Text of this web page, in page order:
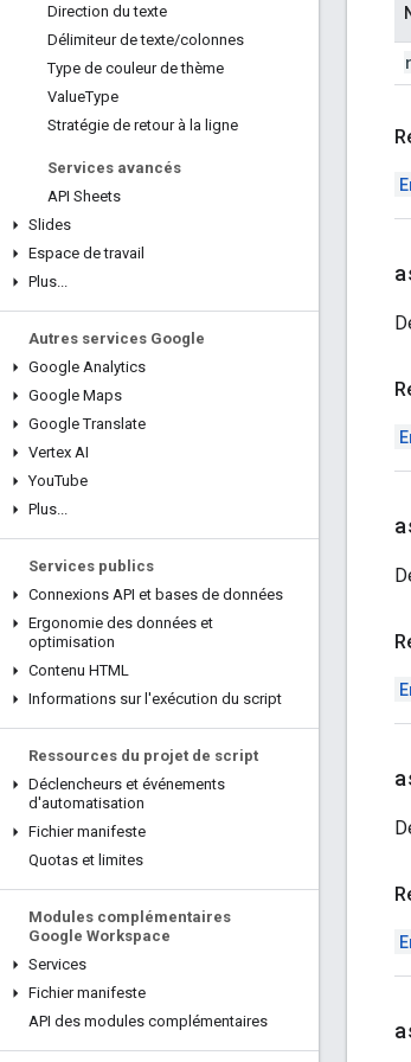
Direction du texte
Délimiteur de texte/colonnes
Type de couleur de thème
ValueType
Stratégie de retour à la ligne
Services avancés
API Sheets
Slides
Espace de travail
Plus...
Autres services Google
Google Analytics
Google Maps
Google Translate
Vertex AI
YouTube
Plus...
Services publics
Connexions API et bases de données
Ergonomie des données et
optimisation
Contenu HTML
Informations sur l'exécution du script
Ressources du projet de script
Déclencheurs et événements
d'automatisation
Fichier manifeste
Quotas et limites
Modules complémentaires
Google Workspace
Services
Fichier manifeste
API des modules complémentaires